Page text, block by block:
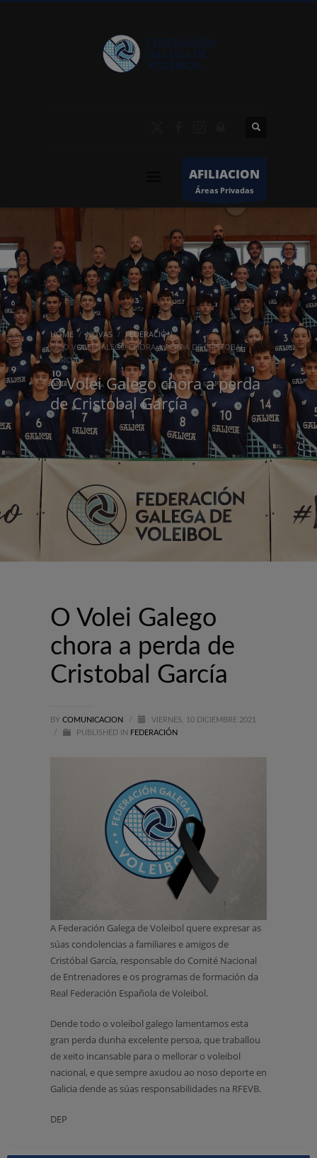
AFILIACION
Áreas Privadas
HOME NOVAS
FEDERACIÓN
O VOLEI GALEGO CHORA A PERDA DE CRISTOBAL
GARCÍA
O Volei Galego chora a perda
de Cristobal García
O Volei Galego
chora a perda de
Cristobal García
BY COMUNICACION /
VIERNES, 10 DICIEMBRE 2021
/
PUBLISHED IN FEDERACIÓN
A Federación Galega de Voleibol quere expresar as
súas condolencias a familiares e amigos de
Cristóbal García, responsable do Comité Nacional
de Entrenadores e os programas de formación da
Real Federación Española de Voleibol.
Dende todo o voleibol galego lamentamos esta
gran perda dunha excelente persoa, que traballou
de xeito incansable para o mellorar o voleibol
nacional, e que sempre axudou ao noso deporte en
Galicia dende as súas responsabilidades na RFEVB.
DEP